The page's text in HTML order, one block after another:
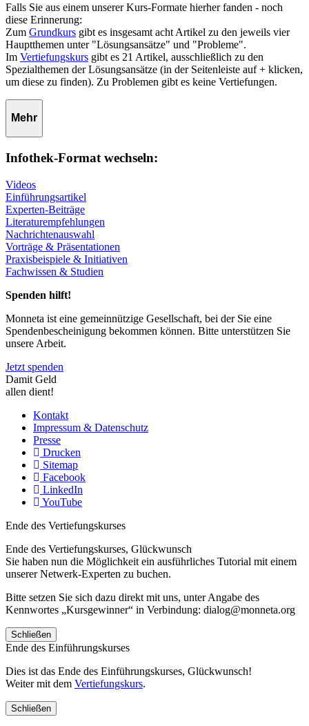
Falls Sie aus einem unserer Kurs-Formate hierher fanden - noch
diese Erinnerung:
Zum Grundkurs gibt es insgesamt acht Artikel zu den jeweils vier
Hauptthemen unter "Lösungsansätze" und "Probleme".
Im Vertiefungskurs gibt es 21 Artikel, ausschließlich zu den
Spezialthemen der Lösungsansätze (in der Seitenleiste auf + klicken,
um diese zu finden). Zu Problemen gibt es keine Vertiefungen.
Mehr
Infothek-Format wechseln:
Videos
Einführungsartikel
Experten-Beiträge
Literaturempfehlungen
Nachrichtenauswahl
Vorträge & Präsentationen
Praxisbeispiele & Initiativen
Fachwissen & Studien
Spenden hilft!
Monneta ist eine gemeinnützige Gesellschaft, bei der Sie eine
Spendenbescheinigung bekommen können. Bitte unterstützen Sie
unsere Arbeit.
Jetzt spenden
Damit Geld
allen dient!
Kontakt
Impressum & Datenschutz
Presse
Drucken
Sitemap
Facebook
LinkedIn
YouTube
Ende des Vertiefungskurses
Ende des Vertiefungskurses, Glückwunsch
Sie haben nun die Möglichkeit ein ausführliches Tutorial mit einem
unserer Netwerk-Experten zu buchen.
Bitte setzen Sie sich dazu direkt mit uns, unter Angabe des
Kennwortes „Kursgewinner“ in Verbindung: dialog@monneta.org
Schließen
Ende des Einführungskurses
Dies ist das Ende des Einführungskurses, Glückwunsch!
Weiter mit dem Vertiefungskurs.
Schließen